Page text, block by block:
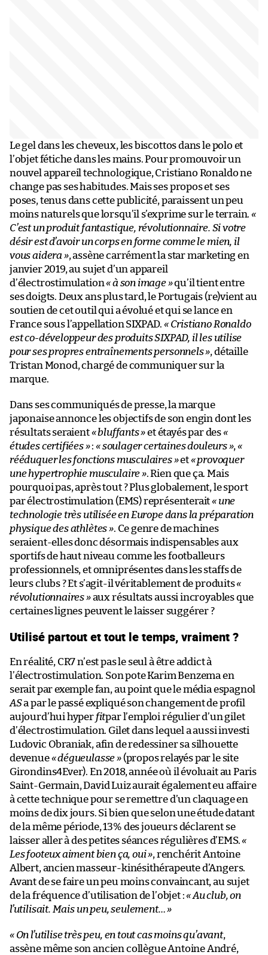
Le gel dans les cheveux, les biscottos dans le polo et
l’objet fétiche dans les mains. Pour promouvoir un
nouvel appareil technologique, Cristiano Ronaldo ne
change pas ses habitudes. Mais ses propos et ses
poses, tenus dans cette publicité, paraissent un peu
moins naturels que lorsqu’il s’exprime sur le terrain.«
C’est un produit fantastique, révolutionnaire. Si votre
désir est d’avoir un corps en forme comme le mien, il
vous aidera », assène carrément la star marketing en
janvier 2019, au sujet d’un appareil
d’électrostimulation« à son image »qu’il tient entre
ses doigts. Deux ans plus tard, le Portugais (re)vient au
soutien de cet outil qui a évolué et qui se lance en
France sous l’appellation SIXPAD. « Cristiano Ronaldo
est co-développeur des produits SIXPAD, il les utilise
pour ses propres entraînements personnels », détaille
Tristan Monod, chargé de communiquer sur la
marque.
Dans ses communiqués de presse, la marque
japonaise annonce les objectifs de son engin dont les
résultats seraient« bluffants »et étayés par des«
études certifiées »:« soulager certaines douleurs »,«
rééduquer les fonctions musculaires »et« provoquer
une hypertrophie musculaire ». Rien que ça. Mais
pourquoi pas, après tout ? Plus globalement, le sport
par électrostimulation (EMS) représenterait« une
technologie très utilisée en Europe dans la préparation
physique des athlètes ». Ce genre de machines
seraient-elles donc désormais indispensables aux
sportifs de haut niveau comme les footballeurs
professionnels, et omniprésentes dans les staffs de
leurs clubs ? Et s’agit-il véritablement de produits«
révolutionnaires »aux résultats aussi incroyables que
certaines lignes peuvent le laisser suggérer ?
Utilisé partout et tout le temps, vraiment ?
En réalité, CR7 n’est pas le seul à être addict à
l’électrostimulation. Son pote Karim Benzema en
serait par exemple fan, au point que le média espagnol
ASa par le passé expliqué son changement de profil
aujourd’hui hyper fitpar l’emploi régulier d’un gilet
d’électrostimulation. Gilet dans lequel a aussi investi
Ludovic Obraniak, afin de redessiner sa silhouette
devenue« dégueulasse »(propos relayés par le site
Girondins4Ever). En 2018, année où il évoluait au Paris
Saint-Germain, David Luiz aurait également eu affaire
à cette technique pour se remettre d’un claquage en
moins de dix jours. Si bien que selon une étude datant
de la même période, 13% des joueurs déclarent se
laisser aller à des petites séances régulières d’EMS.«
Les footeux aiment bien ça, oui », renchérit Antoine
Albert, ancien masseur-kinésithérapeute d’Angers.
Avant de se faire un peu moins convaincant, au sujet
de la fréquence d’utilisation de l’objet :« Au club, on
l’utilisait. Mais un peu, seulement… »
« On l’utilise très peu, en tout cas moins qu’avant,
assène même son ancien collègue Antoine André,